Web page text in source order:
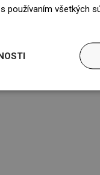
používaním všetkých